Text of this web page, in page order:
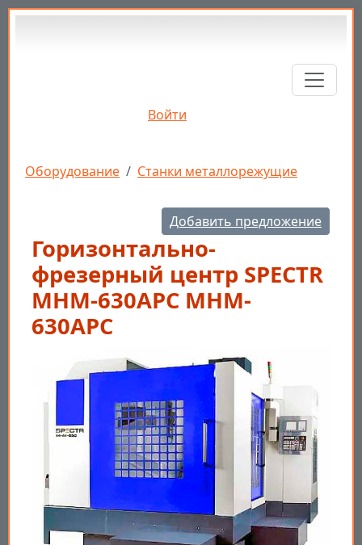
Перейти к основному содержанию
Войти
Строка навигации
Оборудование Станки металлорежущие
Добавить предложение
Горизонтально-
фрезерный центр SPECTR
MHM-630APC MHM-
630APC